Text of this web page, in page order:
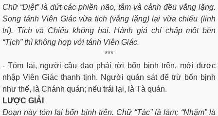
Chữ “Diệt” là dứt các phiền não, tâm và cảnh đều vắng lặng.
Song tánh Viên Giác vừa tịch (vắng lặng) lại vừa chiếu (linh
tri). Tịch và Chiếu không hai. Hành giả chỉ chấp một bên
“Tịch” thì không hợp với tánh Viên Giác.
***
- Tóm lại, người cầu đạo phải rời bốn bịnh trên, mới được
nhập Viên Giác thanh tịnh. Người quán sát để trừ bốn bịnh
như thế, là Chánh quán; nếu trái lại, là Tà quán.
LƯỢC GIẢI
Ðoạn này tóm lại bốn bịnh trên. Chữ “Tác” là làm; “Nhậm” là